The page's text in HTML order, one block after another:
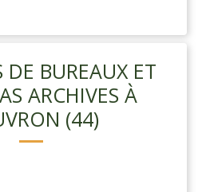
DE BUREAUX ET
ARCHIVES À
(44)